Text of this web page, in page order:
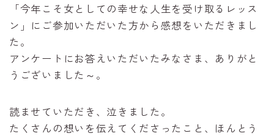
「今年こそ女としての幸せな人生を受け取るレッス
ン」にご参加いただいた方から感想をいただきまし
た。
アンケートにお答えいただいたみなさま、ありがと
うございました～。
読ませていただき、泣きました。
たくさんの想いを伝えてくださったこと、ほんとう